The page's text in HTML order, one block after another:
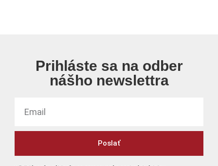
Prihláste sa na odber
nášho newslettra
Poslať